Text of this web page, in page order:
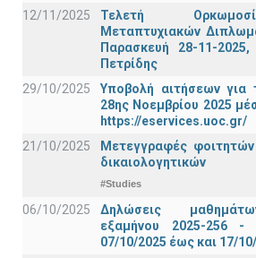
12/11/2025
Τελετή
Μεταπτυχιακών
Παρασκευή 28-11-
Πετρίδης
29/10/2025
Υποβολή αιτήσεων για
28ης Νοεμβρίου 2025
https://eservices.uoc.gr/
21/10/2025
Μετεγγραφές
δικαιολογητικών
#Studies
06/10/2025
Δηλώσεις
εξαμήνου 2025-256
07/10/2025 έως και 17/